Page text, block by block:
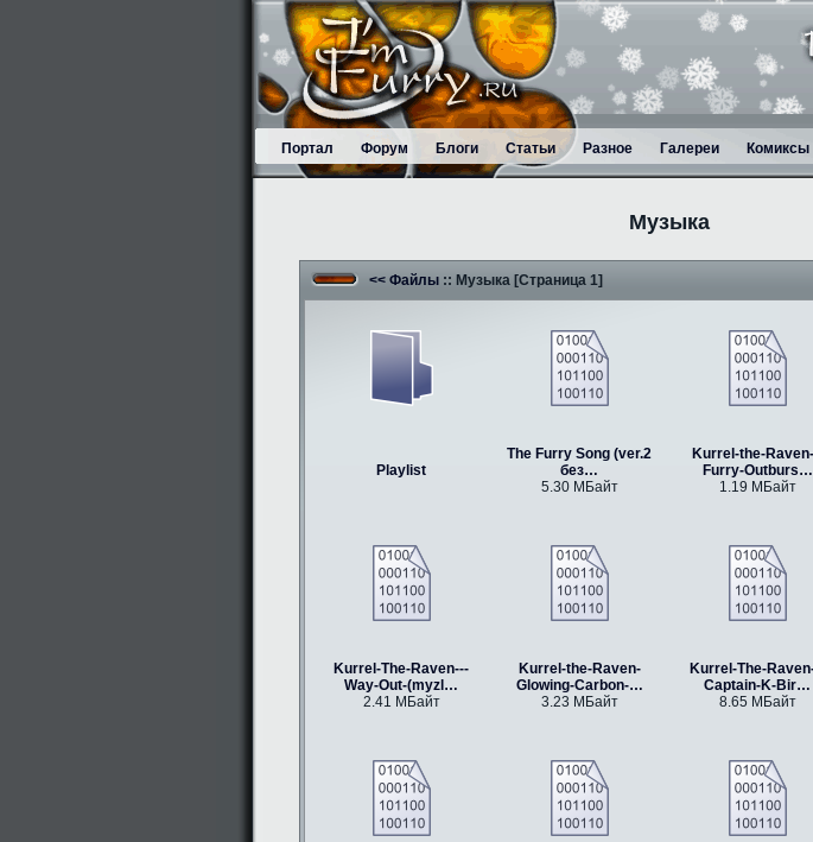
Портал Форум Блоги Статьи Разное Галереи Комиксы
Музыка
<< Файлы :: Музыка [Страница 1]
Playlist
The Furry Song (ver.2
без…
5.30 МБайт
Kurrel-the-
Furry-Outburs…
1.19 МБайт
Kurrel-The-Raven---
Way-Out-(myzl…
2.41 МБайт
Kurrel-the-Raven-
Glowing-Carbon-…
3.23 МБайт
Kurrel-The-
Captain-K-Bir…
8.65 МБайт